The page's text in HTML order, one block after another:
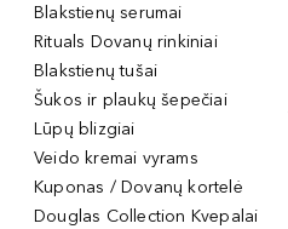
Blakstienų serumai
Rituals Dovanų rinkiniai
Blakstienų tušai
Šukos ir plaukų šepečiai
Lūpų blizgiai
Veido kremai vyrams
Kuponas / Dovanų kortelė
Douglas Collection Kvepalai